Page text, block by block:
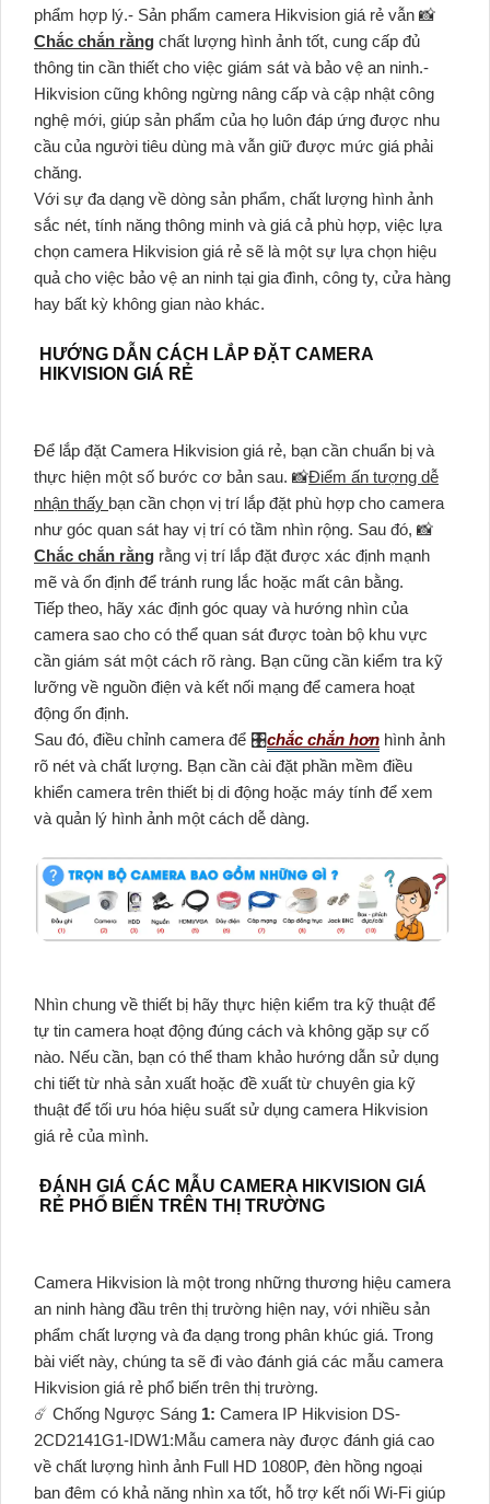
phẩm hợp lý.- Sản phẩm camera Hikvision giá rẻ vẫn 📸
Chắc chắn rằng chất lượng hình ảnh tốt, cung cấp đủ
thông tin cần thiết cho việc giám sát và bảo vệ an ninh.-
Hikvision cũng không ngừng nâng cấp và cập nhật công
nghệ mới, giúp sản phẩm của họ luôn đáp ứng được nhu
cầu của người tiêu dùng mà vẫn giữ được mức giá phải
chăng.
Với sự đa dạng về dòng sản phẩm, chất lượng hình ảnh
sắc nét, tính năng thông minh và giá cả phù hợp, việc lựa
chọn camera Hikvision giá rẻ sẽ là một sự lựa chọn hiệu
quả cho việc bảo vệ an ninh tại gia đình, công ty, cửa hàng
hay bất kỳ không gian nào khác.
HƯỚNG DẪN CÁCH LẮP ĐẶT CAMERA
HIKVISION GIÁ RẺ
Để lắp đặt Camera Hikvision giá rẻ, bạn cần chuẩn bị và
thực hiện một số bước cơ bản sau. 📸Điểm ấn tượng dễ
nhận thấy bạn cần chọn vị trí lắp đặt phù hợp cho camera
như góc quan sát hay vị trí có tầm nhìn rộng. Sau đó, 📸
Chắc chắn rằng rằng vị trí lắp đặt được xác định mạnh
mẽ và ổn định để tránh rung lắc hoặc mất cân bằng.
Tiếp theo, hãy xác định góc quay và hướng nhìn của
camera sao cho có thể quan sát được toàn bộ khu vực
cần giám sát một cách rõ ràng. Bạn cũng cần kiểm tra kỹ
lưỡng về nguồn điện và kết nối mạng để camera hoạt
động ổn định.
Sau đó, điều chỉnh camera để 🎛chắc chắn hơn hình ảnh
rõ nét và chất lượng. Bạn cần cài đặt phần mềm điều
khiển camera trên thiết bị di động hoặc máy tính để xem
và quản lý hình ảnh một cách dễ dàng.
Nhìn chung về thiết bị hãy thực hiện kiểm tra kỹ thuật để
tự tin camera hoạt động đúng cách và không gặp sự cố
nào. Nếu cần, bạn có thể tham khảo hướng dẫn sử dụng
chi tiết từ nhà sản xuất hoặc đề xuất từ chuyên gia kỹ
thuật để tối ưu hóa hiệu suất sử dụng camera Hikvision
giá rẻ của mình.
ĐÁNH GIÁ CÁC MẪU CAMERA HIKVISION GIÁ
RẺ PHỔ BIẾN TRÊN THỊ TRƯỜNG
Camera Hikvision là một trong những thương hiệu camera
an ninh hàng đầu trên thị trường hiện nay, với nhiều sản
phẩm chất lượng và đa dạng trong phân khúc giá. Trong
bài viết này, chúng ta sẽ đi vào đánh giá các mẫu camera
Hikvision giá rẻ phổ biến trên thị trường.
☄️ Chống Ngược Sáng 1: Camera IP Hikvision DS-
2CD2141G1-IDW1:Mẫu camera này được đánh giá cao
về chất lượng hình ảnh Full HD 1080P, đèn hồng ngoại
ban đêm có khả năng nhìn xa tốt, hỗ trợ kết nối Wi-Fi giúp